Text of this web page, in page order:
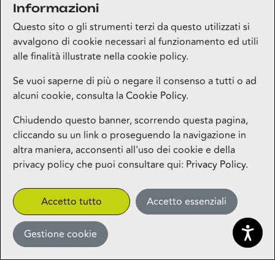
Medi-market
Piano terra
Mila Beauty Lounge
Piano terra
Milos – Greek Food – Coming
Soon
1° piano
CLICK&COLLECT
Miniso
Informazioni
Questo sito o gli strumenti terzi da questo utilizzati si
avvalgono di cookie necessari al funzionamento ed utili
alle finalità illustrate nella cookie policy.
Se vuoi saperne di più o negare il consenso a tutti o ad
alcuni cookie, consulta laCookie Policy.
Chiudendo questo banner, scorrendo questa pagina,
cliccando su un link o proseguendo la navigazione in
altra maniera, acconsenti all'uso dei cookie e della
privacy policy che puoi consultare qui: Privacy Policy.
Accetto tutto Accetto essenziali
Gestione cookie